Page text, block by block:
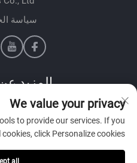
سياسة
المزيد
تواصل مع فريق
We value your privacy
to provide our services. If you
click Personalize cookies.
all